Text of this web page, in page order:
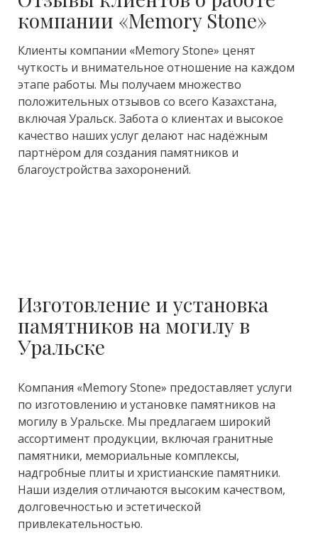
компании «Memory Stone»
Клиенты компании «Memory Stone» ценят
чуткость и внимательное отношение на каждом
этапе работы. Мы получаем множество
положительных отзывов со всего Казахстана,
включая Уральск. Забота о клиентах и высокое
качество наших услуг делают нас надёжным
партнёром для создания памятников и
благоустройства захоронений.
Изготовление и установка
памятников на могилу в
Уральске
Компания «Memory Stone» предоставляет услуги
по изготовлению и установке памятников на
могилу в Уральске. Мы предлагаем широкий
ассортимент продукции, включая гранитные
памятники, мемориальные комплексы,
надгробные плиты и христианские памятники.
Наши изделия отличаются высоким качеством,
долговечностью и эстетической
привлекательностью.